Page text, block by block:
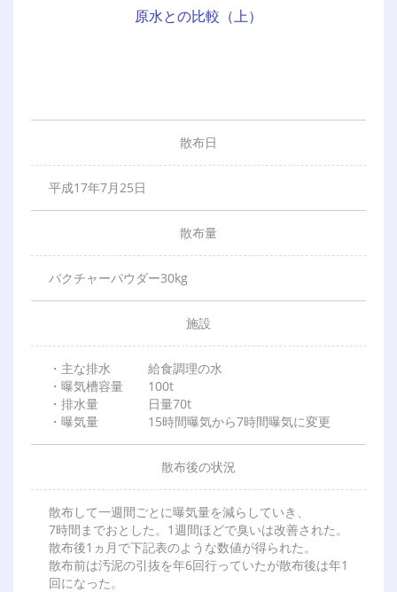
原水との比較（上）
散布日
平成17年7月25日
散布量
バクチャーパウダー30kg
施設
・主な排水 給食調理の水
・曝気槽容量 100t
・排水量 日量70t
・曝気量 15時間曝気から7時間曝気に変更
散布後の状況
散布して一週間ごとに曝気量を減らしていき、
7時間までおとした。1週間ほどで臭いは改善された。
散布後1ヵ月で下記表のような数値が得られた。
散布前は汚泥の引抜を年6回行っていたが散布後は年1
回になった。